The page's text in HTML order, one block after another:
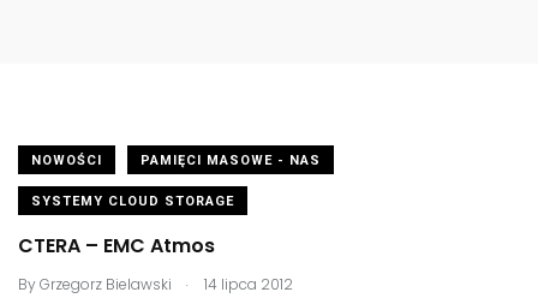
NOWOŚCI PAMIĘCI MASOWE - NAS
SYSTEMY CLOUD STORAGE
CTERA – EMC Atmos
ByGrzegorz Bielawski . 14 lipca 2012